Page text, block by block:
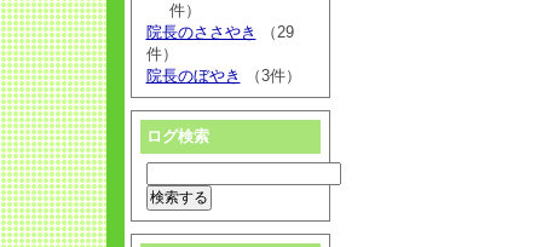
件）
院長のささやき
（29
件）
院長のぼやき
（3件）
ログ検索